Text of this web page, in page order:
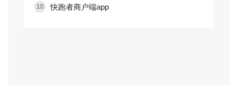
快跑者商户端app
10